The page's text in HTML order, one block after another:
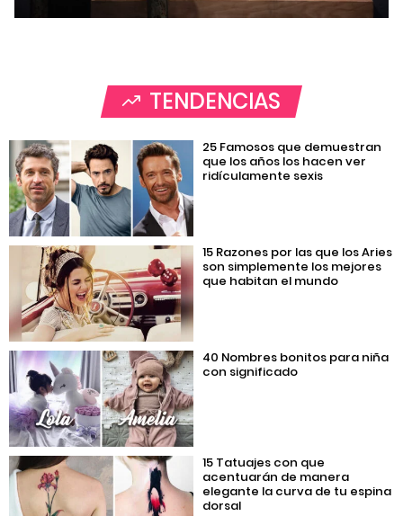
TENDENCIAS
25 Famosos que demuestran
que los años los hacen ver
ridículamente sexis
15 Razones por las que los Aries
son simplemente los mejores
que habitan el mundo
40 Nombres bonitos para niña
con significado
15 Tatuajes con que
acentuarán de manera
elegante la curva de tu espina
dorsal